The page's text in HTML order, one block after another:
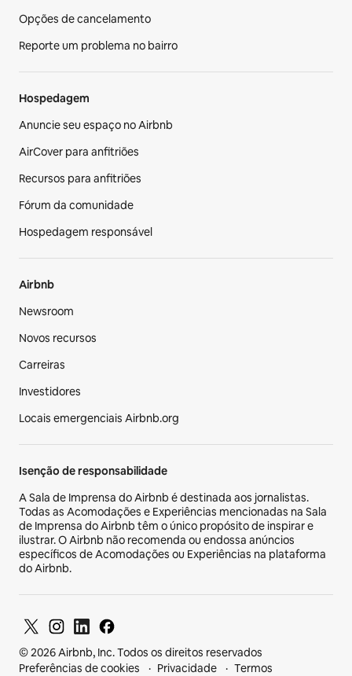
Opções de cancelamento
Reporte um problema no bairro
Hospedagem
Anuncie seu espaço no Airbnb
AirCover para anfitriões
Recursos para anfitriões
Fórum da comunidade
Hospedagem responsável
Airbnb
Newsroom
Novos recursos
Carreiras
Investidores
Locais emergenciais Airbnb.org
Isenção de responsabilidade
A Sala de Imprensa do Airbnb é destinada aos jornalistas.
Todas as Acomodações e Experiências mencionadas na Sala
de Imprensa do Airbnb têm o único propósito de inspirar e
ilustrar. O Airbnb não recomenda ou endossa anúncios
específicos de Acomodações ou Experiências na plataforma
do Airbnb.
© 2026 Airbnb, Inc. Todos os direitos reservados
Preferências de cookies
Privacidade Termos